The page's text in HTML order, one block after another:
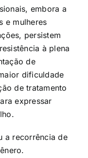
embora a
e mulheres
persistem
à plena
de
dificuldade
de tratamento
expressar
a recorrência de